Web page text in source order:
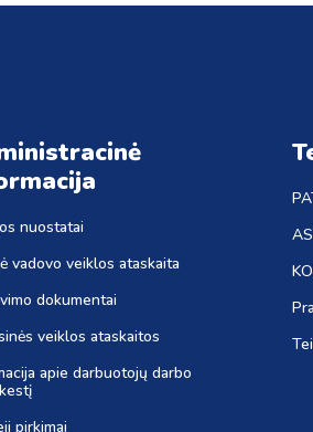
nuostatai
vadovo veiklos ataskaita
dokumentai
veiklos ataskaitos
apie darbuotojų darbo
pirkimai